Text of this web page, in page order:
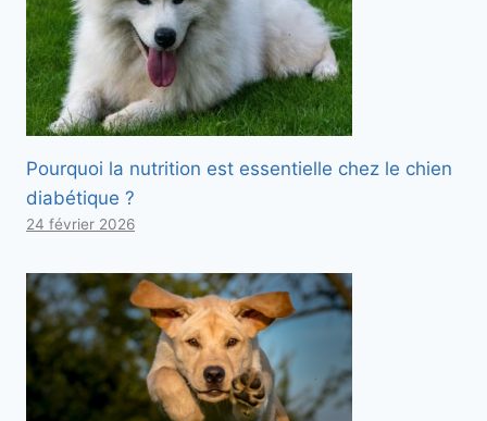
Pourquoi la nutrition est essentielle chez le chien
diabétique ?
24 février 2026